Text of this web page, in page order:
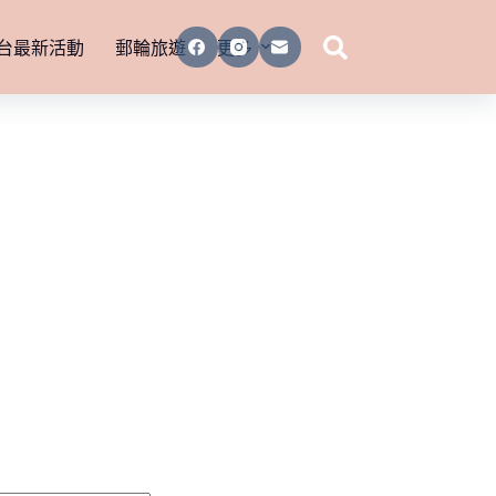
最新活動 郵輪旅遊 更多